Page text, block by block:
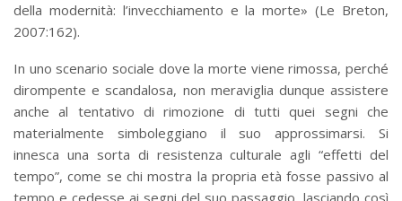
della modernità: l’invecchiamento e la morte» (Le Breton,
2007:162).
In uno scenario sociale dove la morte viene rimossa, perché
dirompente e scandalosa, non meraviglia dunque assistere
anche al tentativo di rimozione di tutti quei segni che
materialmente simboleggiano il suo approssimarsi. Si
innesca una sorta di resistenza culturale agli “effetti del
tempo”, come se chi mostra la propria età fosse passivo al